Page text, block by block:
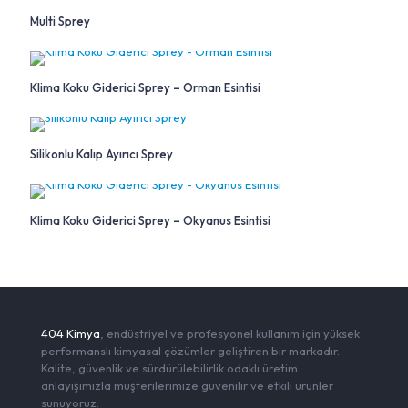
Multi Sprey
Klima Koku Giderici Sprey – Orman Esintisi
Silikonlu Kalıp Ayırıcı Sprey
Klima Koku Giderici Sprey – Okyanus Esintisi
404 Kimya , endüstriyel ve profesyonel kullanım için yüksek
performanslı kimyasal çözümler geliştiren bir markadır.
Kalite, güvenlik ve sürdürülebilirlik odaklı üretim
anlayışımızla müşterilerimize güvenilir ve etkili ürünler
sunuyoruz.